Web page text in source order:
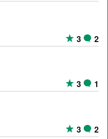
3 2
3 1
3 2